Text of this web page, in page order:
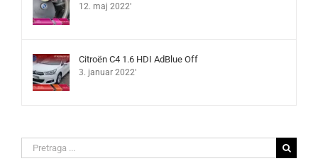
12. maj 2022'
Citroën C4 1.6 HDI AdBlue Off
3. januar 2022'
Search
for: